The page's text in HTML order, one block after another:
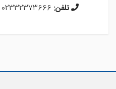
تلفن: 02332373666